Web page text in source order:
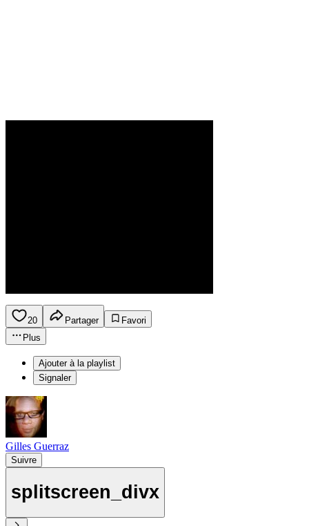
20 Partager
Favori
Plus
Ajouter à la playlist
Signaler
Gilles Guerraz
Suivre
splitscreen_divx